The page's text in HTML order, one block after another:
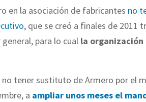
en la asociación de fabricantes no
, que se creó a finales de 2011
para lo cual la
tener sustituto de Armero por el
a ampliar unos meses el